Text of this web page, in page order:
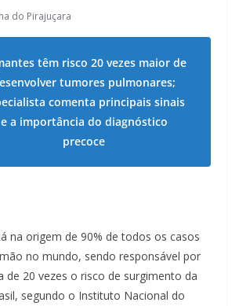
do Pirajuçara
têm risco 20 vezes maior de
tumores pulmonares;
comenta principais sinais
e a importância do diagnóstico
precoce
na origem de 90% de todos os casos
no mundo, sendo responsável por
de 20 vezes o risco de surgimento da
segundo o Instituto Nacional do